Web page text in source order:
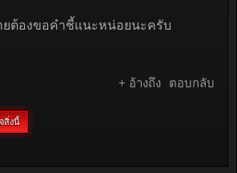
ต้องขอคำชี้แนะหน่อยนะครับ
+ อ้างถึง ตอบกลับ
สิ่งนี้